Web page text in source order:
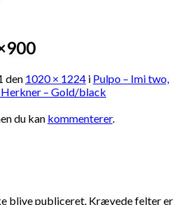
den 1020 × 1224 i Pulpo – Imi two,
– Gold/black
du kan kommenterer.
blive publiceret. Krævede felter er